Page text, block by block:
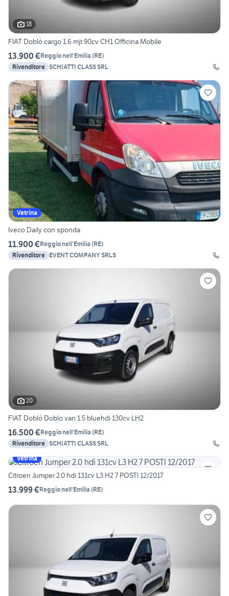
18
FIAT Doblò cargo 1.6 mjt 90cv CH1 Officina Mobile
13.900 €Reggio nell'Emilia (RE)
Rivenditore SCHIATTI CLASS SRL
Vetrina
Iveco Daily con sponda
11.900 €Reggio nell'Emilia (RE)
Rivenditore EVENT COMPANY SRLS
20
FIAT Doblò Doblo van 1.5 bluehdi 130cv LH2
16.500 €Reggio nell'Emilia (RE)
Rivenditore SCHIATTI CLASS SRL
Vetrina
Citroen Jumper 2.0 hdi 131cv L3 H2 7 POSTI 12/2017
13.999 €Reggio nell'Emilia (RE)